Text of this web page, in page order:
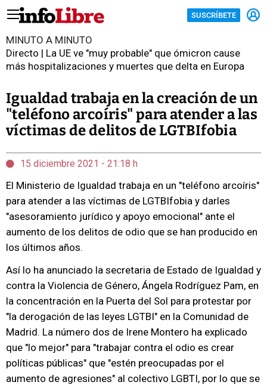
SUSCRÍBETE
MINUTO A MINUTO
Directo | La UE ve "muy probable" que ómicron cause
más hospitalizaciones y muertes que delta en Europa
Igualdad trabaja en la creación de un
"teléfono arcoíris" para atender a las
víctimas de delitos de LGTBIfobia
15 diciembre 2021 - 21:18 h
El Ministerio de Igualdad trabaja en un "teléfono arcoíris"
para atender a las víctimas de LGTBIfobia y darles
"asesoramiento jurídico y apoyo emocional" ante el
aumento de los delitos de odio que se han producido en
los últimos años.
Así lo ha anunciado la secretaria de Estado de Igualdad y
contra la Violencia de Género, Ángela Rodríguez Pam, en
la concentración en la Puerta del Sol para protestar por
"la derogación de las leyes LGTBI" en la Comunidad de
Madrid. La número dos de Irene Montero ha explicado
que "lo mejor" para "trabajar contra el odio es crear
políticas públicas" que "estén preocupadas por el
aumento de agresiones" al colectivo LGBTI, por lo que se